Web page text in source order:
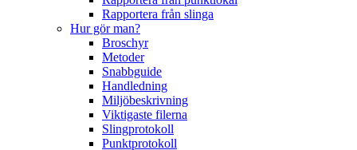
Rapportera från slinga
Hur gör man?
Broschyr
Metoder
Snabbguide
Handledning
Miljöbeskrivning
Viktigaste filerna
Slingprotokoll
Punktprotokoll